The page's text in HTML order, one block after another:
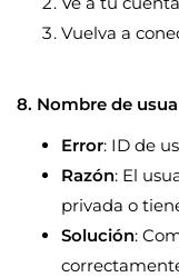
Vuelva a
8. Nombre de
Error: ID de
Razón: El
privada o
Solución: